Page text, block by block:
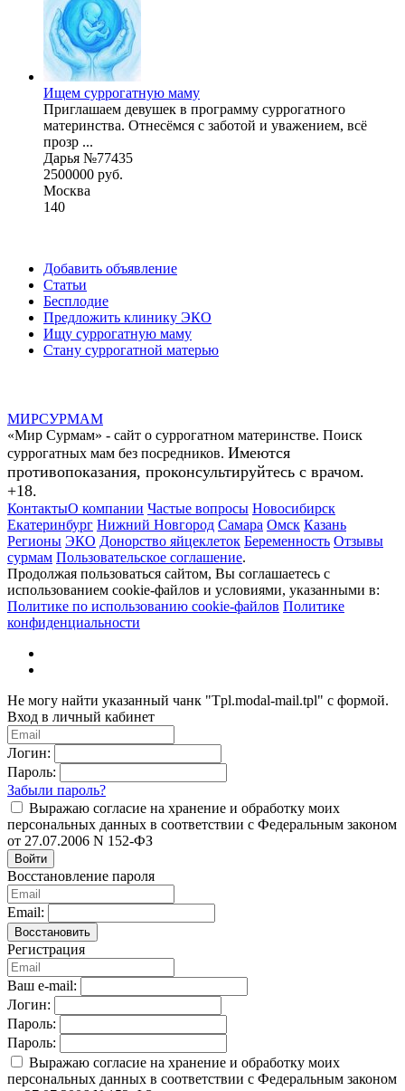
Ищем суррогатную маму
Приглашаем девушек в программу суррогатного
материнства. Отнесёмся с заботой и уважением, всё
прозр ...
Дарья №77435
2500000 руб.
Москва
140
Добавить объявление
Статьи
Бесплодие
Предложить клинику ЭКО
Ищу суррогатную маму
Стану суррогатной матерью
МИРСУРМАМ
«Мир Сурмам» - сайт о суррогатном материнстве. Поиск
суррогатных мам без посредников. Имеются
противопоказания, проконсультируйтесь с врачом.
+18.
КонтактыО компании Частые вопросы Новосибирск
Екатеринбург Нижний Новгород Самара Омск Казань
Регионы ЭКО Донорство яйцеклеток Беременность Отзывы
сурмам Пользовательское соглашение.
Продолжая пользоваться сайтом, Вы соглашаетесь с
использованием cookie-файлов и условиями, указанными в:
Политике по использованию cookie-файлов Политике
конфиденциальности
Не могу найти указанный чанк "Tpl.modal-mail.tpl" с формой.
Вход в личный кабинет
Логин:
Пароль:
Забыли пароль?
Выражаю согласие на хранение и обработку моих
персональных данных в соответствии с Федеральным законом
от 27.07.2006 N 152-ФЗ
Войти
Восстановление пароля
Email:
Восстановить
Регистрация
Ваш e-mail:
Логин:
Пароль:
Пароль:
Выражаю согласие на хранение и обработку моих
персональных данных в соответствии с Федеральным законом